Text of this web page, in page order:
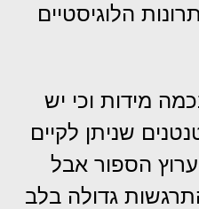
הלוגיסטיים
מידות וכי יש
שניתן לקיים
הספור אבל
גדולה בלב